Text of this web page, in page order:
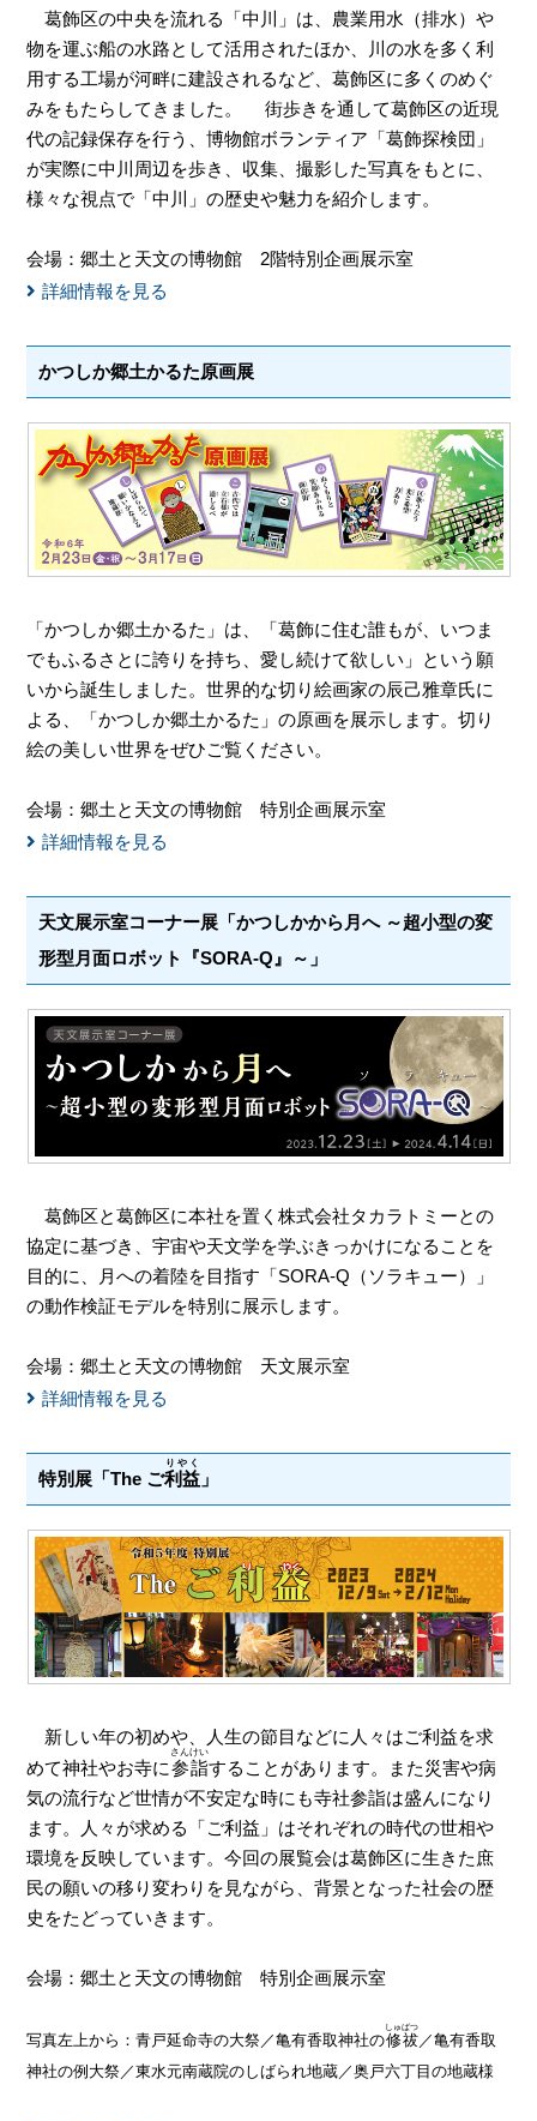
葛飾区の中央を流れる「中川」は、農業用水（排水）や
物を運ぶ船の水路として活用されたほか、川の水を多く利
用する工場が河畔に建設されるなど、葛飾区に多くのめぐ
みをもたらしてきました。 街歩きを通して葛飾区の近現
代の記録保存を行う、博物館ボランティア「葛飾探検団」
が実際に中川周辺を歩き、収集、撮影した写真をもとに、
様々な視点で「中川」の歴史や魅力を紹介します。
会場：郷土と天文の博物館 2階特別企画展示室
詳細情報を見る
かつしか郷土かるた原画展
「かつしか郷土かるた」は、「葛飾に住む誰もが、いつま
でもふるさとに誇りを持ち、愛し続けて欲しい」という願
いから誕生しました。世界的な切り絵画家の辰己雅章氏に
よる、「かつしか郷土かるた」の原画を展示します。切り
絵の美しい世界をぜひご覧ください。
会場：郷土と天文の博物館 特別企画展示室
詳細情報を見る
天文展示室コーナー展「かつしかから月へ ～超小型の変
形型月面ロボット『SORA-Q』～」
葛飾区と葛飾区に本社を置く株式会社タカラトミーとの
協定に基づき、宇宙や天文学を学ぶきっかけになることを
目的に、月への着陸を目指す「SORA-Q（ソラキュー）」
の動作検証モデルを特別に展示します。
会場：郷土と天文の博物館 天文展示室
詳細情報を見る
特別展「The ご利益
りやく
」
新しい年の初めや、人生の節目などに人々はご利益を求
めて神社やお寺に参詣
さんけい
することがあります。また災害や病
気の流行など世情が不安定な時にも寺社参詣は盛んになり
ます。人々が求める「ご利益」はそれぞれの時代の世相や
環境を反映しています。今回の展覧会は葛飾区に生きた庶
民の願いの移り変わりを見ながら、背景となった社会の歴
史をたどっていきます。
会場：郷土と天文の博物館 特別企画展示室
写真左上から：青戸延命寺の大祭／亀有香取神社の修祓
しゅばつ
／亀有香取
神社の例大祭／東水元南蔵院のしばられ地蔵／奥戸六丁目の地蔵様